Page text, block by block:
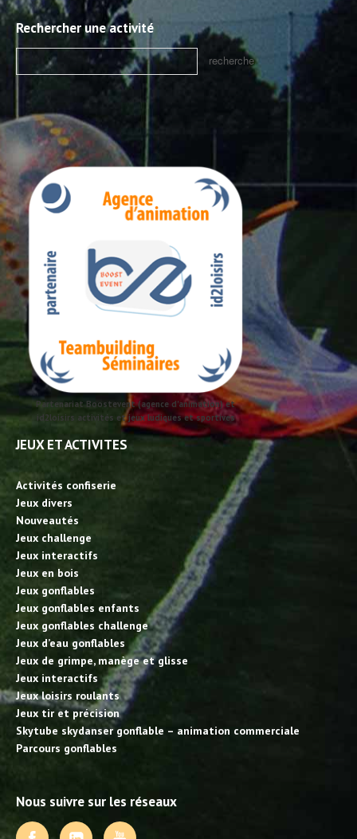
Rechercher une activité
Partenariat Boostevent (agence d'animation) et
id2loisirs activités et jeux ludiques et sportives
JEUX ET ACTIVITES
Activités confiserie
Jeux divers
Nouveautés
Jeux challenge
Jeux interactifs
Jeux en bois
Jeux gonflables
Jeux gonflables enfants
Jeux gonflables challenge
Jeux d’eau gonflables
Jeux de grimpe, manège et glisse
Jeux interactifs
Jeux loisirs roulants
Jeux tir et précision
Skytube skydanser gonflable – animation commerciale
Parcours gonflables
Nous suivre sur les réseaux